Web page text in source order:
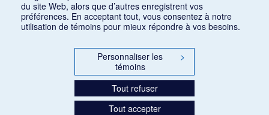
du site Web, alors que d’autres enregistrent vos
préférences. En acceptant tout, vous consentez à notre
utilisation de témoins pour mieux répondre à vos besoins.
Personnaliser les
témoins
>
Tout refuser
Tout accepter